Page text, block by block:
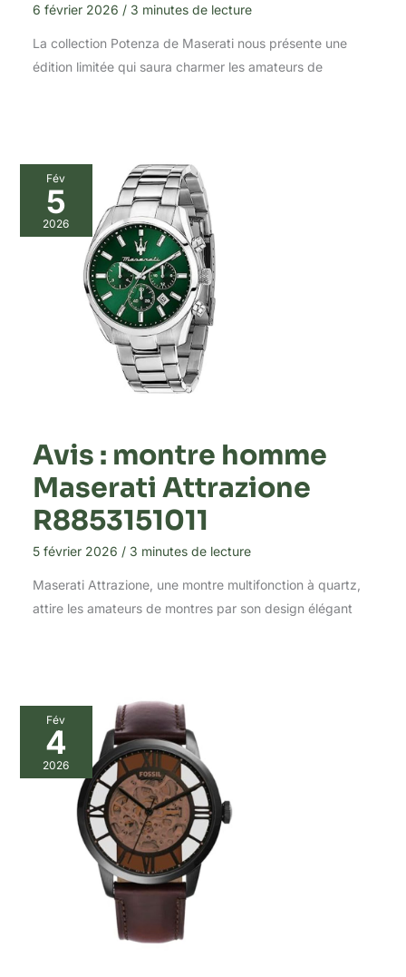
6 février 2026 / 3 minutes de lecture
La collection Potenza de Maserati nous présente une
édition limitée qui saura charmer les amateurs de
Fév
5
2026
Avis : montre homme
Maserati Attrazione
R8853151011
5 février 2026 / 3 minutes de lecture
Maserati Attrazione, une montre multifonction à quartz,
attire les amateurs de montres par son design élégant
Fév
4
2026